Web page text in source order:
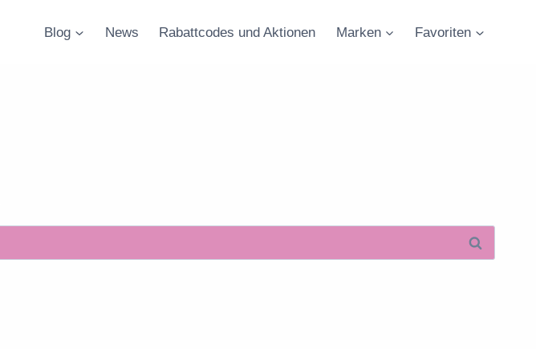
Blog News Rabattcodes und Aktionen Marken Favoriten